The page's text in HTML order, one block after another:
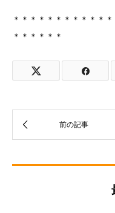
＊＊＊＊＊＊＊＊＊＊＊
＊＊＊＊＊＊